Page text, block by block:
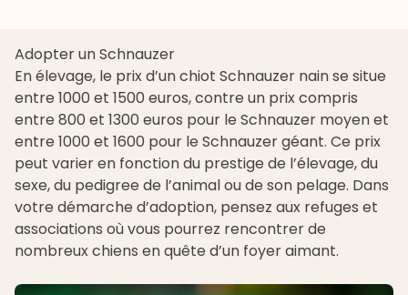
Adopter un Schnauzer
En élevage, le prix d’un chiot Schnauzer nain se situe
entre 1000 et 1500 euros, contre un prix compris
entre 800 et 1300 euros pour le Schnauzer moyen et
entre 1000 et 1600 pour le Schnauzer géant. Ce prix
peut varier en fonction du prestige de l’élevage, du
sexe, du pedigree de l’animal ou de son pelage. Dans
votre démarche d’adoption, pensez aux refuges et
associations où vous pourrez rencontrer de
nombreux chiens en quête d’un foyer aimant.